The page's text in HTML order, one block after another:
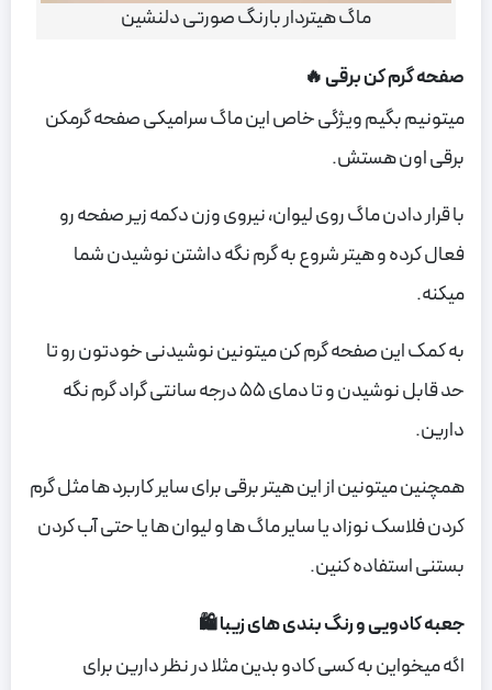
ماگ هیتردار بارنگ صورتی دلنشین
صفحه گرم کن برقی 🔥
میتونیم بگیم ویژگی خاص این ماگ سرامیکی صفحه گرمکن
برقی اون هستش.
با قرار دادن ماگ روی لیوان، نیروی وزن دکمه زیر صفحه رو
فعال کرده و هیتر شروع به گرم نگه داشتن نوشیدن شما
میکنه.
به کمک این صفحه گرم کن میتونین نوشیدنی خودتون رو تا
حد قابل نوشیدن و تا دمای 55 درجه سانتی گراد گرم نگه
دارین.
همچنین میتونین از این هیتر برقی برای سایر کاربرد ها مثل گرم
کردن فلاسک نوزاد یا سایر ماگ ها و لیوان ها یا حتی آب کردن
بستنی استفاده کنین.
جعبه کادویی و رنگ بندی های زیبا 🛍
اگه میخواین به کسی کادو بدین مثلا در نظر دارین برای